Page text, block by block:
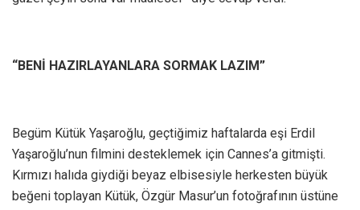
“BENİ HAZIRLAYANLARA SORMAK LAZIM”
Begüm Kütük Yaşaroğlu, geçtiğimiz haftalarda eşi Erdil
Yaşaroğlu’nun filmini desteklemek için Cannes’a gitmişti.
Kırmızı halıda giydiği beyaz elbisesiyle herkesten büyük
beğeni toplayan Kütük, Özgür Masur’un fotoğrafının üstüne